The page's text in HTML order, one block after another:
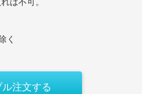
く
注文する